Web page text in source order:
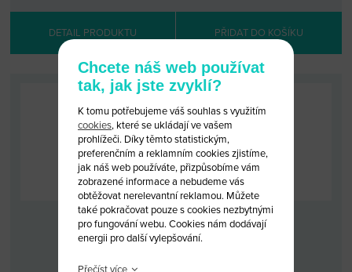
DETAIL PRODUKTU PŘIDAT DO KOŠÍKU
KLÍČ IVECO DAILY(2007-)
Chcete náš web používat
tak, jak jste zvyklí?
K tomu potřebujeme váš souhlas s využitím
cookies, které se ukládají ve vašem
prohlížeči. Díky těmto statistickým,
preferenčním a reklamním cookies zjistíme,
jak náš web používáte, přizpůsobíme vám
zobrazené informace a nebudeme vás
obtěžovat nerelevantní reklamou. Můžete
také pokračovat pouze s cookies nezbytnými
pro fungování webu. Cookies nám dodávají
energii pro další vylepšování.